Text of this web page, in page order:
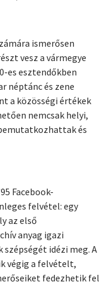
ismerősen
vesz a vármegye
es esztendőkben
néptánc és zene
a közösségi értékek
nemcsak helyi,
és
Facebook-
felvétel: egy
az első
anyag igazi
szépségét idézi meg. A
végig a felvételt,
fedezhetik fel